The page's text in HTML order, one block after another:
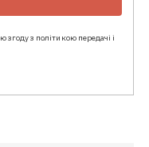
з політикою передачі і